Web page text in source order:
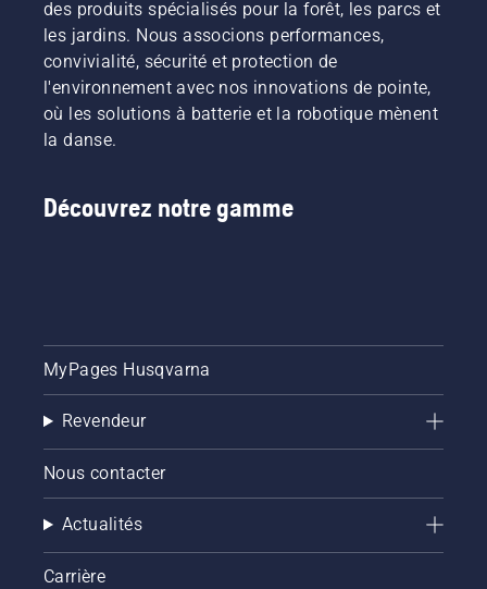
des produits spécialisés pour la forêt, les parcs et
les jardins. Nous associons performances,
convivialité, sécurité et protection de
l'environnement avec nos innovations de pointe,
où les solutions à batterie et la robotique mènent
la danse.
Découvrez notre gamme
MyPages Husqvarna
Revendeur
Nous contacter
Actualités
Carrière